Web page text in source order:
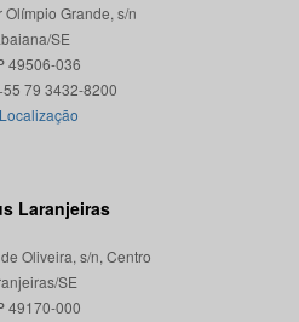
Olímpio Grande, s/n
SE
49506-036
Localização
Laranjeiras
Oliveira, s/n, Centro
SE
49170-000